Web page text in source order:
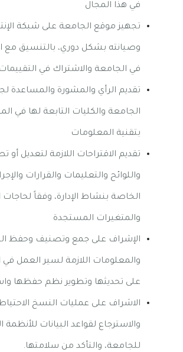
في هذا المجال
تجهيز موقع الجامعة على شبكة
وصيانته بشكل دوري، بالتنسيق مع
في الجامعة والاشتراك في
تقديم الرأي والمشورة والمساعدة
الجامعة والكليات التابعة لها في
بتقنية المعلومات
تقديم الاقتراحات اللازمة لتعديل أو
واللوائح والتعليمات والقرارات
الخاصة بنشاط الإدارة، وفقاً
والمتغيرات المستجدة
الإشراف على جمع وتصنيف وحفظ
والمعلومات اللازمة لسير العمل في
على تحديثها وتطوير نظم حفظها
الاشراف على عمليات النسخ
والاسترجاع لقواعد البيانات للأنظمة
للجامعة، والتأكد من سلامتها.